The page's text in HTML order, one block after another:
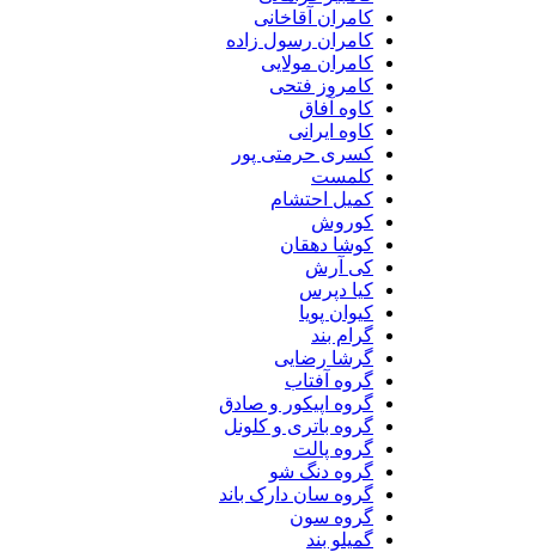
کامران آقاخانی
کامران رسول زاده
کامران مولایی
کامروز فتحی
کاوه آفاق
کاوه ایرانی
کسری حرمتی پور
کلمست
کمیل احتشام
کوروش
کوشا دهقان
کی آرش
کیا دپرس
کیوان پویا
گرام بند
گرشا رضایی
گروه آفتاب
گروه اپیکور و صادق
گروه باتری و کلونل
گروه پالت
گروه دنگ شو
گروه سان دارک باند
گروه سون
گمیلو بند